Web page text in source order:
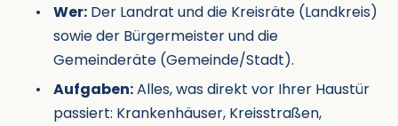
Wer: Der Landrat und die Kreisräte (Landkreis)
sowie der Bürgermeister und die
Gemeinderäte (Gemeinde/Stadt).
Aufgaben:Alles, was direkt vor Ihrer Haustür
passiert: Krankenhäuser, Kreisstraßen,